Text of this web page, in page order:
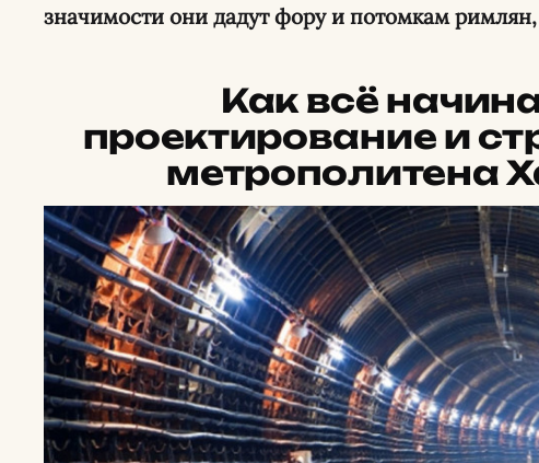
значимости они дадут фору и потомкам
Как всё
проектирование и
метрополитена